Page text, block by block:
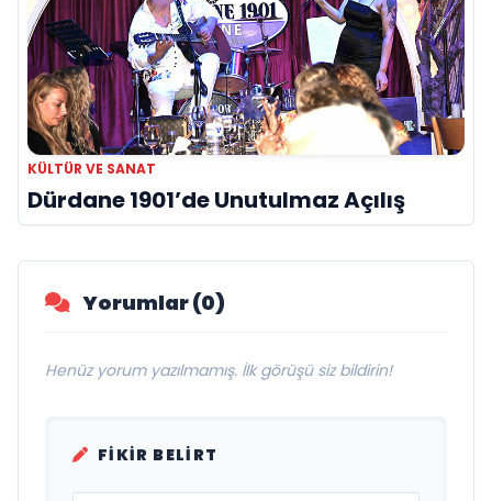
KÜLTÜR VE SANAT
Dürdane 1901’de Unutulmaz Açılış
Yorumlar (0)
Henüz yorum yazılmamış. İlk görüşü siz bildirin!
FIKIR BELIRT